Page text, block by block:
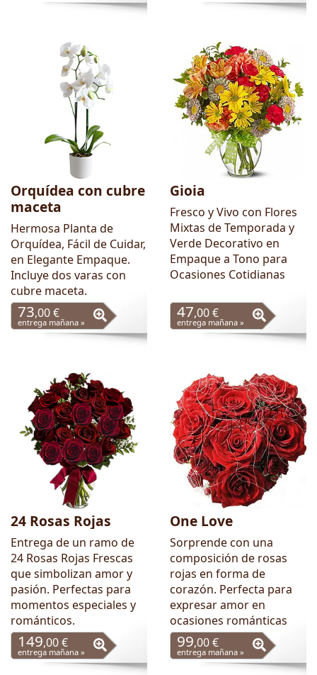
Orquídea con cubre
maceta
Hermosa Planta de
Orquídea, Fácil de Cuidar,
en Elegante Empaque.
Incluye dos varas con
cubre maceta.
73,00 €
entrega mañana »
Gioia
Fresco y Vivo con Flores
Mixtas de Temporada y
Verde Decorativo en
Empaque a Tono para
Ocasiones Cotidianas
47,00 €
entrega mañana »
24 Rosas Rojas
Entrega de un ramo de
24 Rosas Rojas Frescas
que simbolizan amor y
pasión. Perfectas para
momentos especiales y
románticos.
149,00 €
entrega mañana »
One Love
Sorprende con una
composición de rosas
rojas en forma de
corazón. Perfecta para
expresar amor en
ocasiones románticas
99,00 €
entrega mañana »